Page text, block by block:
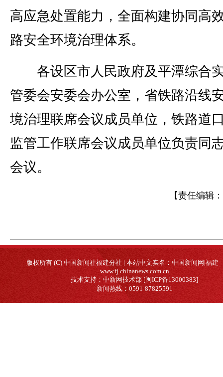
高应急处置能力，全面构建协同高
路安全环境治理体系。
各设区市人民政府及平潭综合
管委会安委会办公室，省铁路沿线
境治理联席会议成员单位，铁路道
监管工作联席会议成员单位负责同
会议。
【责任编辑：
版权所有 (C) 中国新闻社福建分社 | 本站中文实名：中国新闻网|福建
www.fj.chinanews.com.cn
技术支持：中新网技术部 [闽ICP备13000383]
新闻热线：0591-87825591